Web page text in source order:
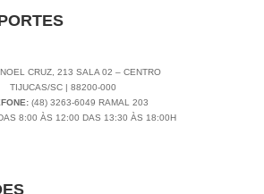
CRUZ, 213 SALA 02 – CENTRO
TIJUCAS/SC | 88200-000
(48) 3263-6049 RAMAL 203
8:00 ÀS 12:00 DAS 13:30 ÀS 18:00H